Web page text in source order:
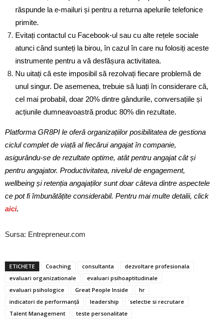
răspunde la e-mailuri și pentru a returna apelurile telefonice
primite.
Evitați contactul cu Facebook-ul sau cu alte rețele sociale
atunci când sunteți la birou, în cazul în care nu folosiți aceste
instrumente pentru a vă desfășura activitatea.
Nu uitați că este imposibil să rezolvați fiecare problemă de
unul singur. De asemenea, trebuie să luați în considerare că,
cel mai probabil, doar 20% dintre gândurile, conversațiile și
acțiunile dumneavoastră produc 80% din rezultate.
Platforma GR8PI le oferă organizațiilor posibilitatea de gestiona
ciclul complet de viață al fiecărui angajat în companie,
asigurându-se de rezultate optime, atât pentru angajat cât și
pentru angajator. Productivitatea, nivelul de engagement,
wellbeing și retenția angajaților sunt doar câteva dintre aspectele
ce pot fi îmbunătățite considerabil. Pentru mai multe detalii, click
aici.
Sursa: Entrepreneur.com
ETICHETE Coaching consultanta
dezvoltare profesionala
evaluari organizationale
evaluari psihoaptitudinale
evaluari psihologice
Great People Inside
hr
indicatori de performanță
leadership
selectie si recrutare
Talent Management
teste personalitate